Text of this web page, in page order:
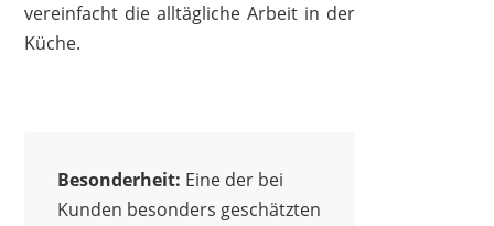
vereinfacht die alltägliche Arbeit in der
Küche.
Besonderheit: Eine der bei
Kunden besonders geschätzten